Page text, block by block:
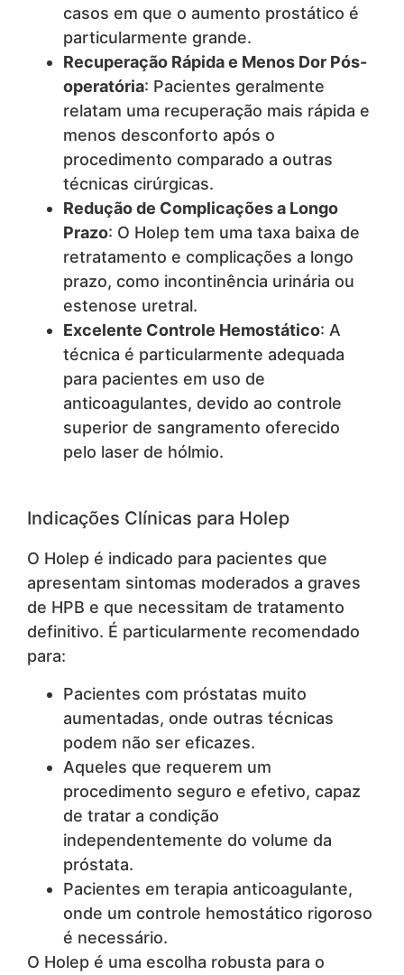
casos em que o aumento prostático é
particularmente grande.
Recuperação Rápida e Menos Dor Pós-
operatória: Pacientes geralmente
relatam uma recuperação mais rápida e
menos desconforto após o
procedimento comparado a outras
técnicas cirúrgicas.
Redução de Complicações a Longo
Prazo: O Holep tem uma taxa baixa de
retratamento e complicações a longo
prazo, como incontinência urinária ou
estenose uretral.
Excelente Controle Hemostático: A
técnica é particularmente adequada
para pacientes em uso de
anticoagulantes, devido ao controle
superior de sangramento oferecido
pelo laser de hólmio.
Indicações Clínicas para Holep
O Holep é indicado para pacientes que
apresentam sintomas moderados a graves
de HPB e que necessitam de tratamento
definitivo. É particularmente recomendado
para:
Pacientes com próstatas muito
aumentadas, onde outras técnicas
podem não ser eficazes.
Aqueles que requerem um
procedimento seguro e efetivo, capaz
de tratar a condição
independentemente do volume da
próstata.
Pacientes em terapia anticoagulante,
onde um controle hemostático rigoroso
é necessário.
O Holep é uma escolha robusta para o